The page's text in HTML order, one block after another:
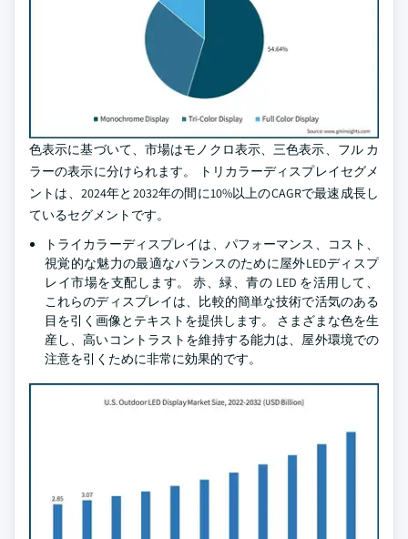
色表示に基づいて、市場はモノクロ表示、三色表示、フル カ
ラーの表示に分けられます。 トリカラーディスプレイセグメ
ントは、2024年と2032年の間に10%以上のCAGRで最速成長し
ているセグメントです。
トライカラーディスプレイは、パフォーマンス、コスト、
視覚的な魅力の最適なバランスのために屋外LEDディスプ
レイ市場を支配します。 赤、緑、青の LED を活用して、
これらのディスプレイは、比較的簡単な技術で活気のある
目を引く画像とテキストを提供します。 さまざまな色を生
産し、高いコントラストを維持する能力は、屋外環境での
注意を引くために非常に効果的です。